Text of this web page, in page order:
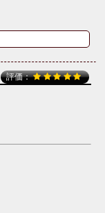
評価：